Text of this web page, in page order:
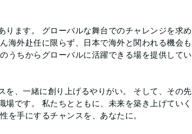
ます。 グローバルな舞台でのチャレンジを求め
海外赴任に限らず、日本で海外と関われる機会も
うちからグローバルに活躍できる場を提供してい
、一緒に創り上げるやりがい。 そして、その先
です。 私たちとともに、未来を築き上げていく
手にするチャンスを、あなたに。